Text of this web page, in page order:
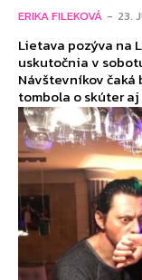
ERIKA FILEKOVÁ - 23.
Lietava pozýva na
uskutočnia v
Návštevníkov
tombola o skúter